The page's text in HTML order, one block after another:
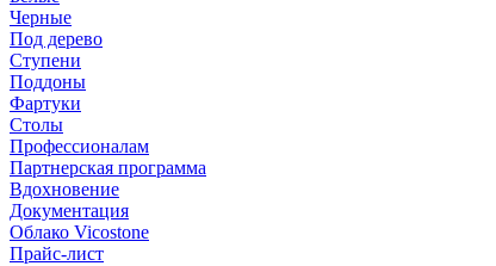
Черные
Под дерево
Ступени
Поддоны
Фартуки
Столы
Профессионалам
Партнерская программа
Вдохновение
Документация
Облако Vicostone
Прайс-лист